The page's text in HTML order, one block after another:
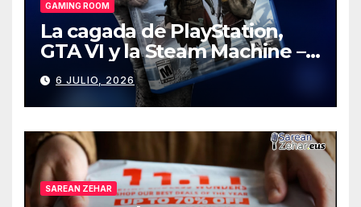
GAMING ROOM
La cagada de PlayStation,
GTA VI y la Steam Machine –
Gaming Room #130
6 JULIO, 2026
SAREAN ZEHAR